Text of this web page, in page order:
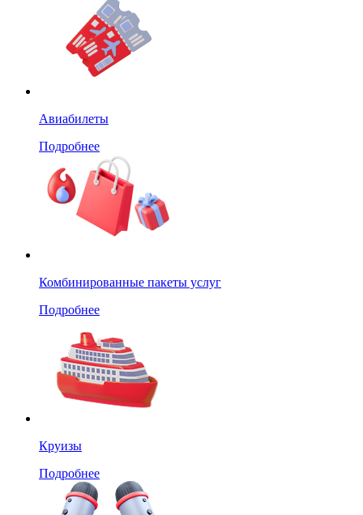
Авиабилеты
Подробнее
Комбинированные пакеты услуг
Подробнее
Круизы
Подробнее